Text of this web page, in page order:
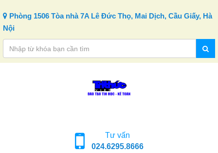
Phòng 1506 Tòa nhà 7A Lê Đức Thọ, Mai Dịch, Cầu Giấy, Hà
Nội
Tư vấn
024.6295.8666